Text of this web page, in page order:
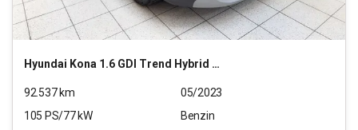
Hyundai Kona 1.6 GDI Trend Hybrid 2WD (EURO 6d)
92.537km
05/2023
105 PS/77kW
Benzin